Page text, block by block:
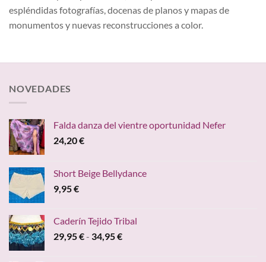
espléndidas fotografías, docenas de planos y mapas de
monumentos y nuevas reconstrucciones a color.
NOVEDADES
Falda danza del vientre oportunidad Nefer
24,20€
Short Beige Bellydance
9,95€
Caderín Tejido Tribal
29,95€- 34,95€Rango